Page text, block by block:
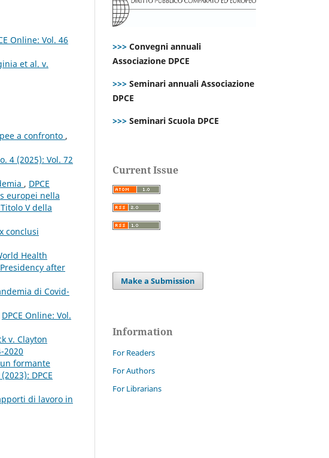
Online: Vol. 46
et al. v.
a confronto ,
4 (2025): Vol. 72
, DPCE
europei nella
V della
conclusi
Health
after
di Covid-
DPCE Online: Vol.
v. Clayton
2020
formante
DPCE
di lavoro in
>>> Convegni annuali
Associazione DPCE
>>> Seminari annuali Associazione
DPCE
>>> Seminari Scuola DPCE
Current Issue
Make a Submission
Information
For Readers
For Authors
For Librarians